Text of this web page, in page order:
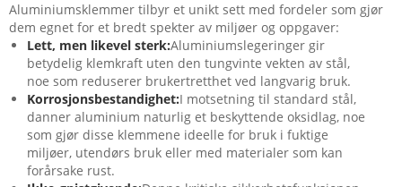
Aluminiumsklemmer tilbyr et unikt sett med fordeler som gjør
dem egnet for et bredt spekter av miljøer og oppgaver:
Lett, men likevel sterk:Aluminiumslegeringer gir
betydelig klemkraft uten den tungvinte vekten av stål,
noe som reduserer brukertretthet ved langvarig bruk.
Korrosjonsbestandighet:I motsetning til standard stål,
danner aluminium naturlig et beskyttende oksidlag, noe
som gjør disse klemmene ideelle for bruk i fuktige
miljøer, utendørs bruk eller med materialer som kan
forårsake rust.